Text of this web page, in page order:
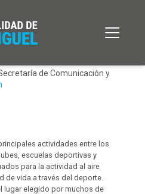
de Comunicación y
actividades entre los
escuelas deportivas y
para la actividad al aire
de vida a través del deporte.
lugar elegido por muchos de